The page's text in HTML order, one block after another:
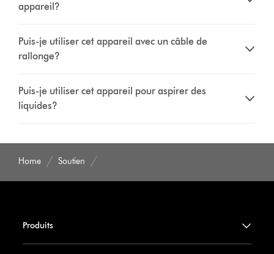
appareil?
Puis-je utiliser cet appareil avec un câble de
rallonge?
Puis-je utiliser cet appareil pour aspirer des
liquides?
Home Soutien
Produits